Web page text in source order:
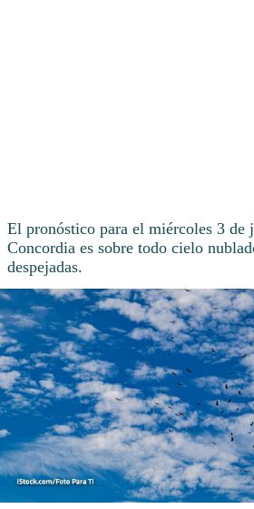
El pronóstico para el miércoles 3 de
Concordia es sobre todo cielo
despejadas.